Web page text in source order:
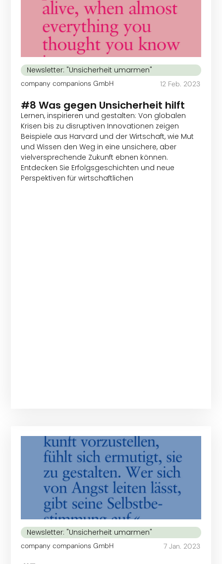
Newsletter: "Unsicherheit umarmen"
company companions GmbH 12 Feb. 2023
#8 Was gegen Unsicherheit hilft
Lernen, inspirieren und gestalten: Von globalen
Krisen bis zu disruptiven Innovationen zeigen
Beispiele aus Harvard und der Wirtschaft, wie Mut
und Wissen den Weg in eine unsichere, aber
vielversprechende Zukunft ebnen können.
Entdecken Sie Erfolgsgeschichten und neue
Perspektiven für wirtschaftlichen
Newsletter: "Unsicherheit umarmen"
company companions GmbH 7 Jan. 2023